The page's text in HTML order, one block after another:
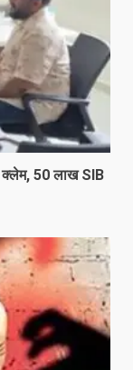
क्लेम, 50 लाख SIB